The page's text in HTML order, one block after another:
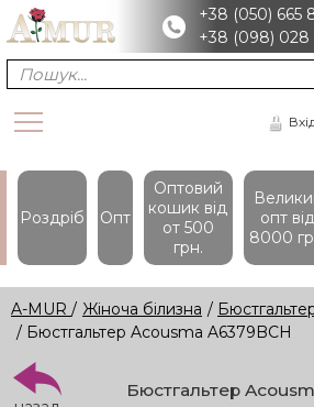
+38 (050) 665
+38 (098) 028
Роздріб Опт
Оптовий
кошик вiд
от 500
грн.
опт вiд
8000
A-MUR / Жіноча білизна /
/ Бюстгальтер Acousma A6379BCH
Бюстгальтер